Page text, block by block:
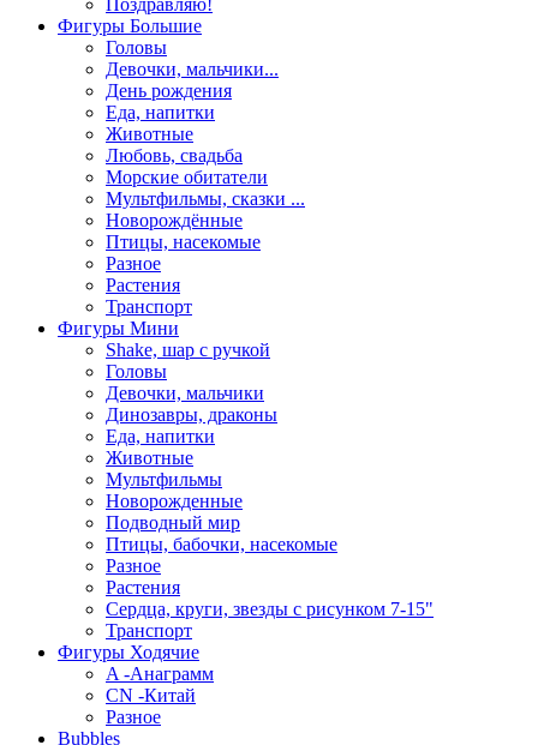
Поздравляю!
Фигуры Большие
Головы
Девочки, мальчики...
День рождения
Еда, напитки
Животные
Любовь, свадьба
Морские обитатели
Мультфильмы, сказки ...
Новорождённые
Птицы, насекомые
Разное
Растения
Транспорт
Фигуры Мини
Shake, шар с ручкой
Головы
Девочки, мальчики
Динозавры, драконы
Еда, напитки
Животные
Мультфильмы
Новорожденные
Подводный мир
Птицы, бабочки, насекомые
Разное
Растения
Сердца, круги, звезды с рисунком 7-15"
Транспорт
Фигуры Ходячие
A -Анаграмм
CN -Китай
Разное
Bubbles